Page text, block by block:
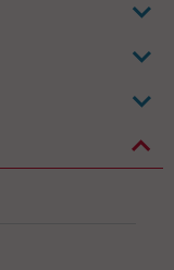
Rozwiń podmenu
Rozwiń podmenu
Rozwiń podmenuZwiń podmenu